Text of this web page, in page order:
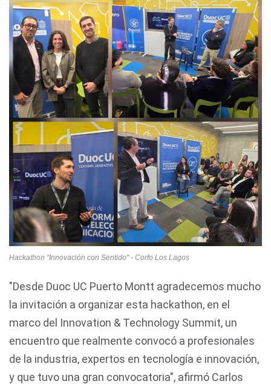
Hackathon "Innovación con Sentido" - Corfo Los Lagos
"Desde Duoc UC Puerto Montt agradecemos mucho
la invitación a organizar esta hackathon, en el
marco del Innovation & Technology Summit, un
encuentro que realmente convocó a profesionales
de la industria, expertos en tecnología e innovación,
y que tuvo una gran convocatoria", afirmó Carlos